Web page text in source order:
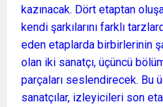
kazınacak. Dört etaptan
kendi şarkılarını farklı
eden etaplarda birbirlerinin
olan iki sanatçı, üçüncü
parçaları seslendirecek. Bu
sanatçılar, izleyicileri son